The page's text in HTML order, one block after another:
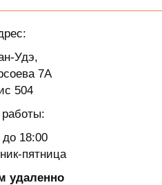
Удэ,
7А
504
18:00
пятница
удаленно